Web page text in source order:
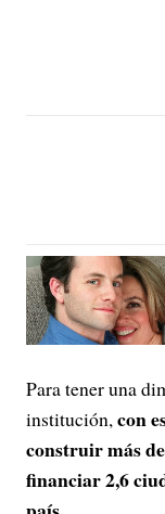
Para tener una
institución,con
construir más
financiar 2,6